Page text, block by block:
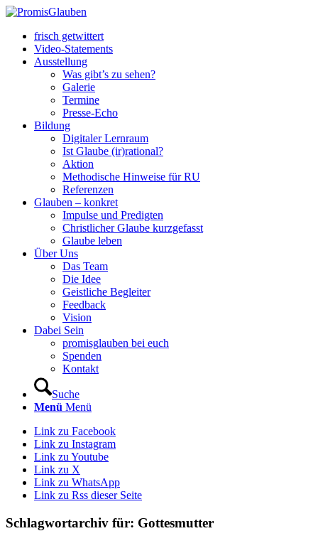
frisch getwittert
Video-Statements
Ausstellung
Was gibt’s zu sehen?
Galerie
Termine
Presse-Echo
Bildung
Digitaler Lernraum
Ist Glaube (ir)rational?
Aktion
Methodische Hinweise für RU
Referenzen
Glauben – konkret
Impulse und Predigten
Christlicher Glaube kurzgefasst
Glaube leben
Über Uns
Das Team
Die Idee
Geistliche Begleiter
Feedback
Vision
Dabei Sein
promisglauben bei euch
Spenden
Kontakt
Suche
Menü Menü
Link zu Facebook
Link zu Instagram
Link zu Youtube
Link zu X
Link zu WhatsApp
Link zu Rss dieser Seite
Schlagwortarchiv für: Gottesmutter